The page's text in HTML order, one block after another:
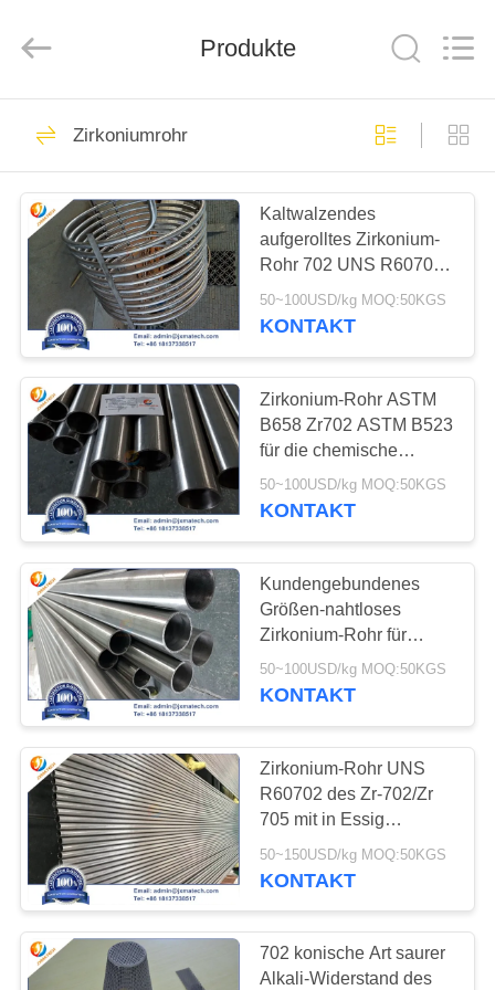
HAUS
PRODUKTE
ÜBER
FABRIK-
AUSFLUG
TRETEN
SIE
MIT
UNS
IN
VERBINDUNG
NACHRICHTEN
FÄLLE
FORDERN
SIE
EIN
ZITAT
Rights
Reserved.
ECER
Zirkonium-bar
Wolframkupferlegierung
76
Wolframschwere
Legierung
197
Spritzenziele
Produkte
Zirkoniumrohr
Kaltwalzendes
aufgerolltes Zirkonium-
Rohr 702 UNS R60702
für Wärmetauscher
50~100USD/kg MOQ:50KGS
KONTAKT
Zirkonium-Rohr ASTM
B658 Zr702 ASTM B523
für die chemische
Verarbeitung
50~100USD/kg MOQ:50KGS
KONTAKT
Kundengebundenes
Größen-nahtloses
Zirkonium-Rohr für
Flugzeuge/Aerospace/
50~100USD/kg MOQ:50KGS
KONTAKT
Zirkonium-Rohr UNS
R60702 des Zr-702/Zr
705 mit in Essig
eingelegtem/polierter
Oberfläche
50~150USD/kg MOQ:50KGS
KONTAKT
702 konische Art saurer
Alkali-Widerstand des